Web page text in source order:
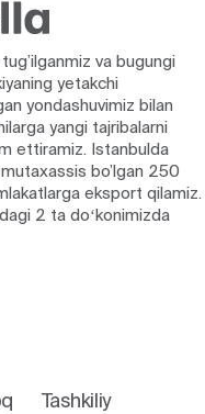
va bugungi
yetakchi
yondashuvimiz bilan
yangi tajribalarni
ettiramiz. Istanbulda
bo’lgan 250
eksport qilamiz.
2 ta doʻkonimizda
Tashkiliy